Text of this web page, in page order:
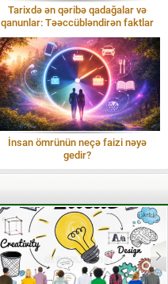
Tarixdə ən qəribə qadağalar və
qanunlar: Təəccübləndirən faktlar
İnsan ömrünün neçə faizi nəyə
gedir?